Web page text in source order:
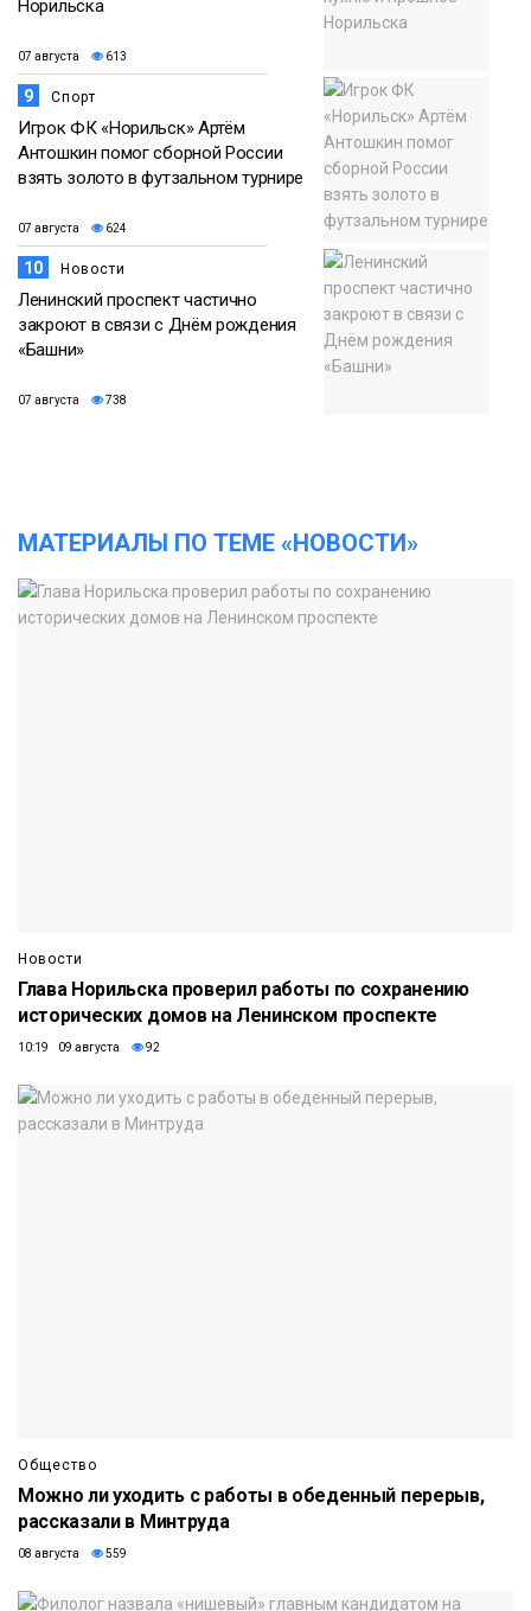
Норильска
07 августа 613
9 Спорт
Игрок ФК «Норильск» Артём
Антошкин помог сборной России
взять золото в футзальном турнире
07 августа 624
10 Новости
Ленинский проспект частично
закроют в связи с Днём рождения
«Башни»
07 августа 738
МАТЕРИАЛЫ ПО ТЕМЕ «НОВОСТИ»
Новости
Глава Норильска проверил работы по сохранению
исторических домов на Ленинском проспекте
10:19 09 августа 92
Общество
Можно ли уходить с работы в обеденный перерыв,
рассказали в Минтруда
08 августа 559